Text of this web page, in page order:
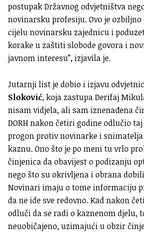
postupak Državnog odvjetništva
novinarsku profesiju. Ovo je ozbiljno
cijelu novinarsku zajednicu i
korake u zaštiti slobode govora i
javnom interesu”, izjavila je.
Jutarnji list je dobio i izjavu
Sloković, koja zastupa Derifaj
nisam vidjela, ali sam iznenađena
DORH nakon četiri godine odlučio
progon protiv novinarke i
kaznu. Ono što je po meni tu vrlo
činjenica da obavijest o podizanju
nego što su okrivljena i obrana
Novinari imaju o tome informaciju
da ne ide sve redovno. Kad nakon
odluči da se radi o kaznenom djelu,
neuobičajeno, uzimajući u obzir